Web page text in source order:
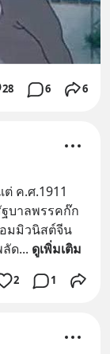
28 6 6
ค.ศ.1911
บาลพรรคก๊ก
มมิวนิสต์จีน
ลัด... ดูเพิ่มเติม
2 1